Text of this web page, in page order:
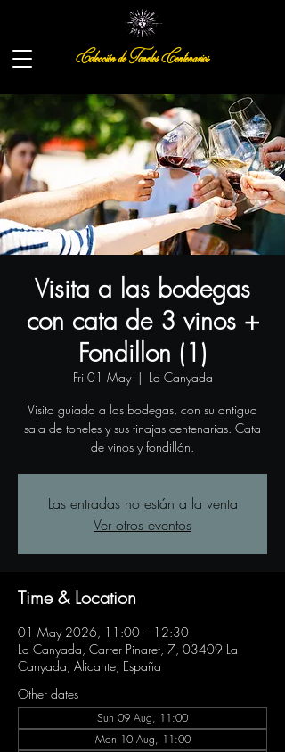
Colección de Toneles Centenarios
Visita a las bodegas
con cata de 3 vinos +
Fondillon (1)
Fri 01 May
  |
La Canyada
Visita guiada a las bodegas, con su antigua
sala de toneles y sus tinajas centenarias. Cata
de vinos y fondillón.
Las entradas no están a la venta
Ver otros eventos
Time & Location
01 May 2026, 11:00 – 12:30
La Canyada, Carrer Pinaret, 7, 03409 La
Canyada, Alicante, España
Other dates
Sun 09 Aug, 11:00
Mon 10 Aug, 11:00